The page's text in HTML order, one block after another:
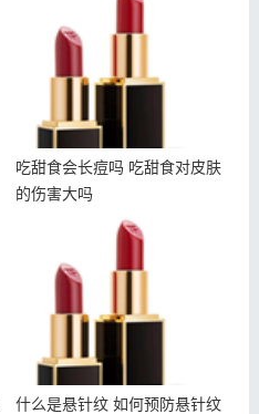
吃甜食会长痘吗 吃甜食对皮肤
的伤害大吗
什么是悬针纹 如何预防悬
什么是悬针纹 如何预防悬针纹